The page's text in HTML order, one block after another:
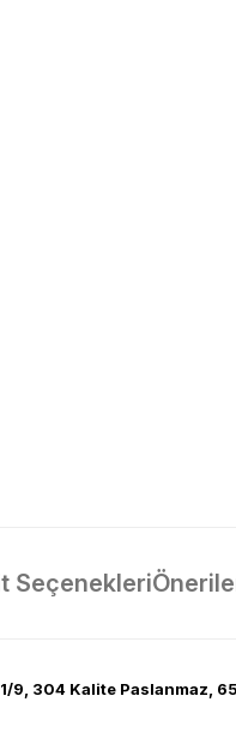
Seçenekleri
9, 304 Kalite Paslanmaz,